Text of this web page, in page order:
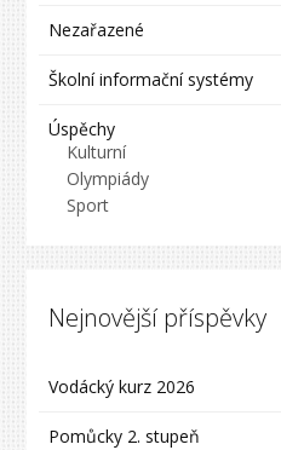
Nezařazené
Školní informační systémy
Úspěchy
Kulturní
Olympiády
Sport
Nejnovější příspěvky
Vodácký kurz 2026
Pomůcky 2. stupeň